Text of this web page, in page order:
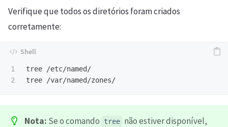
Verifique que todos os diretórios foram criados
corretamente:
1
tree /etc/named/
Nota: Se o comando tree não estiver disponível,